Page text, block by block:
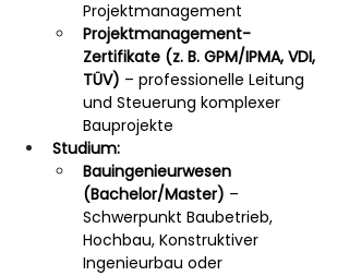
Projektmanagement
Projektmanagement-
Zertifikate (z. B. GPM/IPMA, VDI,
TÜV) – professionelle Leitung
und Steuerung komplexer
Bauprojekte
Studium:
Bauingenieurwesen
(Bachelor/Master) –
Schwerpunkt Baubetrieb,
Hochbau, Konstruktiver
Ingenieurbau oder